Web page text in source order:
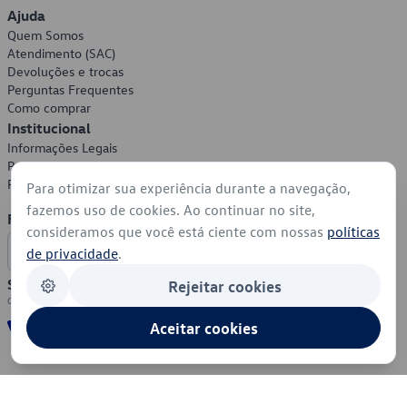
Ajuda
Quem Somos
Atendimento (SAC)
Devoluções e trocas
Perguntas Frequentes
Como comprar
Institucional
Informações Legais
Política de Privacidade
Política de Cookies
Formas de Pagamento
Segurança
Para otimizar sua experiência durante a navegação,
fazemos uso de cookies. Ao continuar no site,
consideramos que você está ciente com nossas políticas
de privacidade.
Rejeitar cookies
Aceitar cookies